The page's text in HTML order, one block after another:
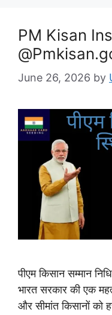
PM Kisan
June 26, 2026 by
पीएम किसान सम्मान
भारत सरकार की एक
और सीमांत किसानों